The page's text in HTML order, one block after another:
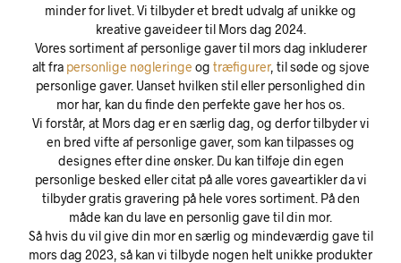
minder for livet. Vi tilbyder et bredt udvalg af unikke og
kreative gaveideer til Mors dag 2024.
Vores sortiment af personlige gaver til mors dag inkluderer
alt fra personlige nøgleringe og træfigurer, til søde og sjove
personlige gaver. Uanset hvilken stil eller personlighed din
mor har, kan du finde den perfekte gave her hos os.
Vi forstår, at Mors dag er en særlig dag, og derfor tilbyder vi
en bred vifte af personlige gaver, som kan tilpasses og
designes efter dine ønsker. Du kan tilføje din egen
personlige besked eller citat på alle vores gaveartikler da vi
tilbyder gratis gravering på hele vores sortiment. På den
måde kan du lave en personlig gave til din mor.
Så hvis du vil give din mor en særlig og mindeværdig gave til
mors dag 2023, så kan vi tilbyde nogen helt unikke produkter